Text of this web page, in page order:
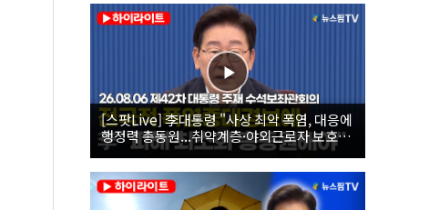
[스팟Live] 李대통령 "사상 최악 폭염, 대응에
행정력 총동원...취약계층·야외근로자 보호에
힘써야"｜26.08.06 제42차 대통령 주재 수석
보좌관회의